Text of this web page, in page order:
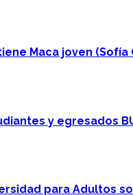
Maca joven
y egresados
para Adultos